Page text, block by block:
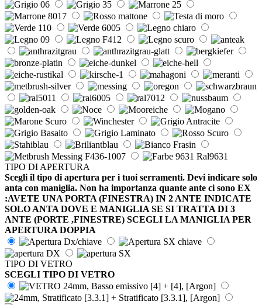
TIPO DI APERTURA
Scegli il tipo di apertura per i tuoi serramenti. Devi indicare solo
anta con maniglia. Non ha importanza quante ante ci sono EX
:AVETE UNA PORTA (FINESTRA) IN 2 ANTE INDICATE
SOLO ANTA DOVE E MANIGLIA SE SI TRATTA DI 3
ANTE (PORTE ,FINESTRE) SCEGLI LA MANIGLIA PER
APERTURA DOPPIA
TIPO DI VETRO
SCEGLI TIPO DI VETRO